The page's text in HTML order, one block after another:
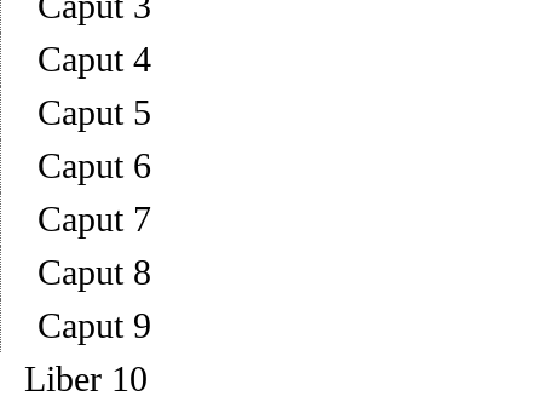
Caput 4
Caput 5
Caput 6
Caput 7
Caput 8
Caput 9
Liber 10